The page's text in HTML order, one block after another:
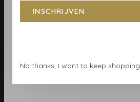
Statistics
Behangwinkel Haarlem
Contact & adres
INSCHRIJVEN
No thanks, I want to keep shopping.